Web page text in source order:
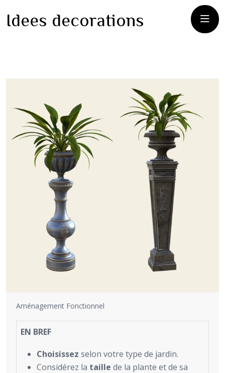
Idees decorations
Aménagement Fonctionnel
EN BREF
Choisissez selon votre type de jardin.
Considérez la taille de la plante et de sa